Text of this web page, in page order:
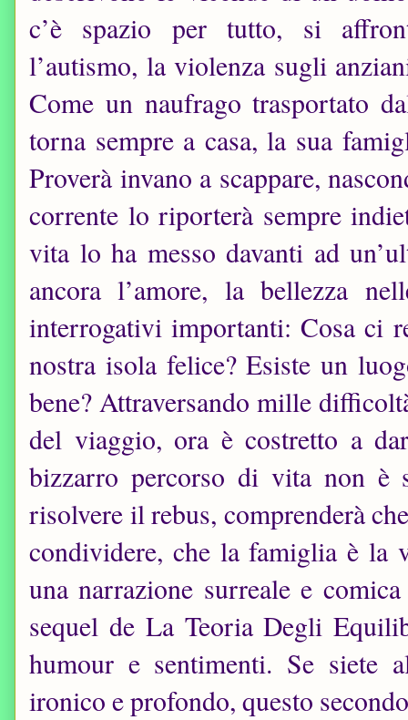
c’è spazio per tutto, si
l’autismo, la violenza sugli
Come un naufrago trasportato
torna sempre a casa, la sua
Proverà invano a scappare,
corrente lo riporterà sempre
vita lo ha messo davanti ad
ancora l’amore, la bellezza
interrogativi importanti: Cosa ci
nostra isola felice? Esiste un
bene? Attraversando mille
del viaggio, ora è costretto a
bizzarro percorso di vita non è
risolvere il rebus, comprenderà
condividere, che la famiglia è la
una narrazione surreale e
sequel de La Teoria Degli
humour e sentimenti. Se siete
ironico e profondo, questo